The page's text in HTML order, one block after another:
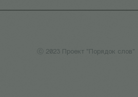
ⓒ 2023 Проект "Порядок слов"